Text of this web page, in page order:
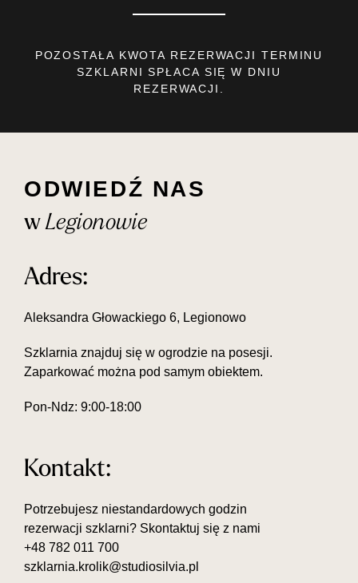
POZOSTAŁA KWOTA REZERWACJI TERMINU
SZKLARNI SPŁACA SIĘ W DNIU
REZERWACJI.
ODWIEDŹ NAS
wLegionowie
Adres:
Aleksandra Głowackiego 6, Legionowo
Szklarnia znajduj się w ogrodzie na posesji.
Zaparkować można pod samym obiektem.
Pon-Ndz: 9:00-18:00
Kontakt:
Potrzebujesz niestandardowych godzin
rezerwacji szklarni? Skontaktuj się z nami
+48 782 011 700
szklarnia.krolik@studiosilvia.pl